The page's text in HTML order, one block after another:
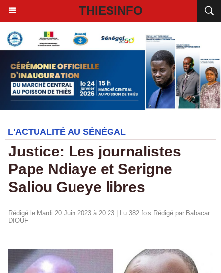
THIESINFO
L'ACTUALITÉ AU SÉNÉGAL
Justice: Les journalistes
Pape Ndiaye et Serigne
Saliou Gueye libres
Rédigé le Mardi 20 Juin 2023 à 20:23 | Lu 382 fois Rédigé par Babacar
DIOUF